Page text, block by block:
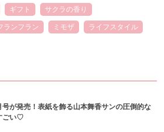
ギフト サクラの香り
ランフラン ミモザ ライフスタイル
号が発売！表紙を飾る山本舞香サンの圧倒的な
ごい♡